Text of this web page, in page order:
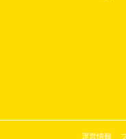
運営情報